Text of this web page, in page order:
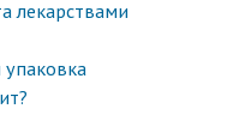
лекарствами